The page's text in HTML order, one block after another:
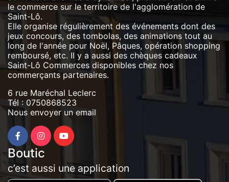
le commerce sur le territoire de l'agglomération de
Saint-Lô.
Elle organise régulièrement des événements dont des
jeux concours, des tombolas, des animations tout au
long de l'année pour Noël, Pâques, opération shopping
remboursé, etc. Il y a aussi des chèques cadeaux
Saint-Lô Commerces disponibles chez nos
commerçants partenaires.
6 rue Maréchal Leclerc
Tél : 0750868523
Nous envoyer un email
Boutic
c’est aussi une application